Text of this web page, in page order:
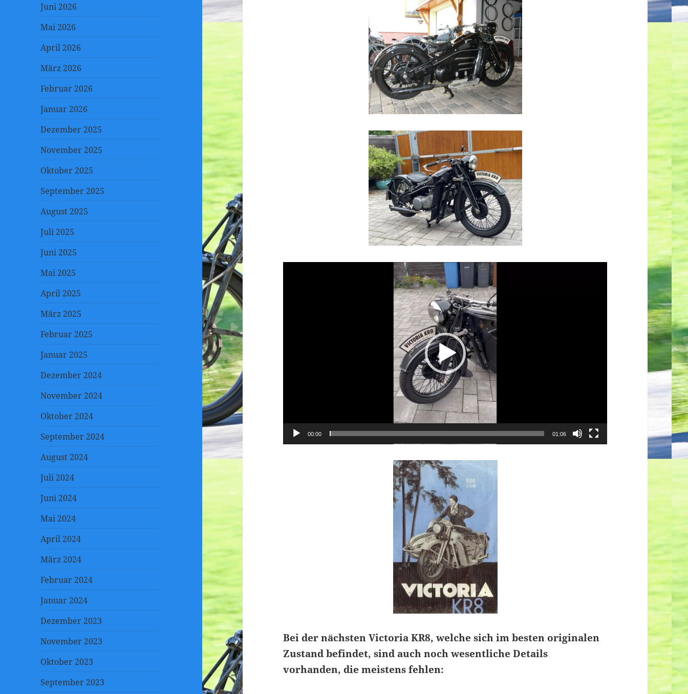
Juni 2026
Mai 2026
April 2026
März 2026
Februar 2026
Januar 2026
Dezember 2025
November 2025
Oktober 2025
September 2025
August 2025
Juli 2025
Juni 2025
Mai 2025
April 2025
März 2025
Februar 2025
Januar 2025
Dezember 2024
November 2024
Oktober 2024
September 2024
August 2024
Juli 2024
Juni 2024
Mai 2024
April 2024
März 2024
Februar 2024
Januar 2024
Dezember 2023
November 2023
Oktober 2023
September 2023
00:00 01:06
Bei der nächsten Victoria KR8, welche sich im besten originalen
Zustand befindet, sind auch noch wesentliche Details
vorhanden, die meistens fehlen: